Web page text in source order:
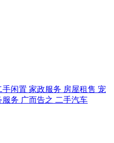
手闲置 家政服务 房屋租售 宠
服务 广而告之 二手汽车